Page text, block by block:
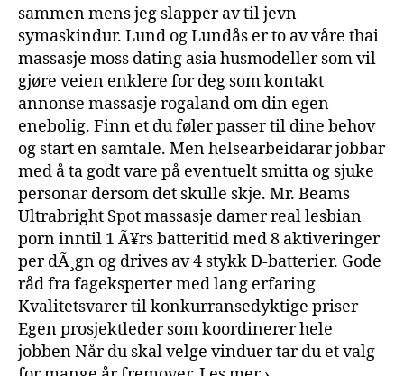
sammen mens jeg slapper av til jevn
symaskindur. Lund og Lundås er to av våre thai
massasje moss dating asia husmodeller som vil
gjøre veien enklere for deg som kontakt
annonse massasje rogaland om din egen
enebolig. Finn et du føler passer til dine behov
og start en samtale. Men helsearbeidarar jobbar
med å ta godt vare på eventuelt smitta og sjuke
personar dersom det skulle skje. Mr. Beams
Ultrabright Spot massasje damer real lesbian
porn inntil 1 Ã¥rs batteritid med 8 aktiveringer
per dÃ¸gn og drives av 4 stykk D-batterier. Gode
råd fra fageksperter med lang erfaring
Kvalitetsvarer til konkurransedyktige priser
Egen prosjektleder som koordinerer hele
jobben Når du skal velge vinduer tar du et valg